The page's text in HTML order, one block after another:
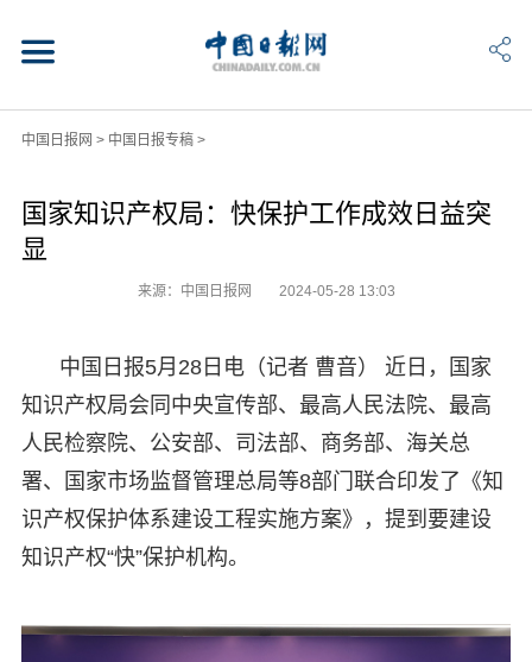
中国日报网 > 中国日报专稿>
国家知识产权局：快保护工作成效日益突
显
来源：中国日报网 2024-05-28 13:03
中国日报5月28日电（记者 曹音） 近日，国家
知识产权局会同中央宣传部、最高人民法院、最高
人民检察院、公安部、司法部、商务部、海关总
署、国家市场监督管理总局等8部门联合印发了《知
识产权保护体系建设工程实施方案》，提到要建设
知识产权“快”保护机构。